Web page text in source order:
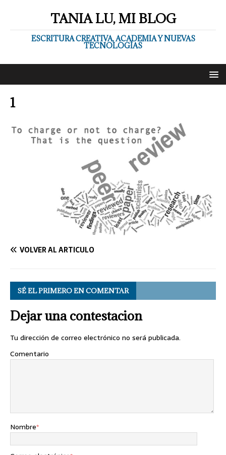
TANIA LU, MI BLOG
ESCRITURA CREATIVA, ACADEMIA Y NUEVAS
TECNOLOGÍAS
1
VOLVER AL ARTÍCULO
SÉ EL PRIMERO EN COMENTAR
Dejar una contestacion
Tu dirección de correo electrónico no será publicada.
Comentario
Nombre*